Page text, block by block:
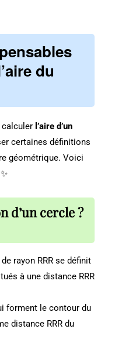
du
calculer l’aire d’un
certaines définitions
géométrique. Voici
d’un cercle ?
rayon RRR se définit
à une distance RRR
forment le contour du
distance RRR du